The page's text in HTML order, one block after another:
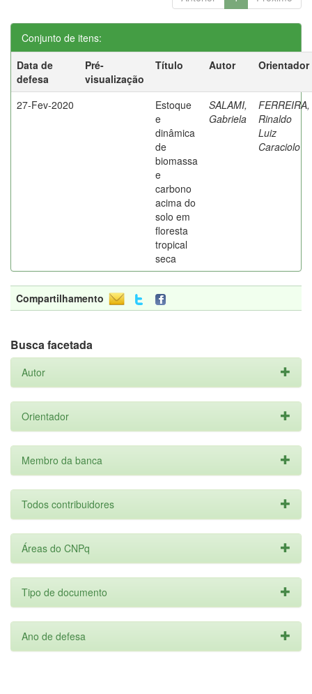
Conjunto de itens:
Data de
defesa
Pré-
visualização
Título Autor Orientador
27-Fev-2020
Estoque
e
dinâmica
de
biomassa
e
carbono
acima do
solo em
floresta
tropical
seca
SALAMI,
Gabriela
FERREIRA,
Rinaldo
Luiz
Caraciolo
Compartilhamento
Busca facetada
Autor
Orientador
Membro da banca
Todos contribuidores
Áreas do CNPq
Tipo de documento
Ano de defesa